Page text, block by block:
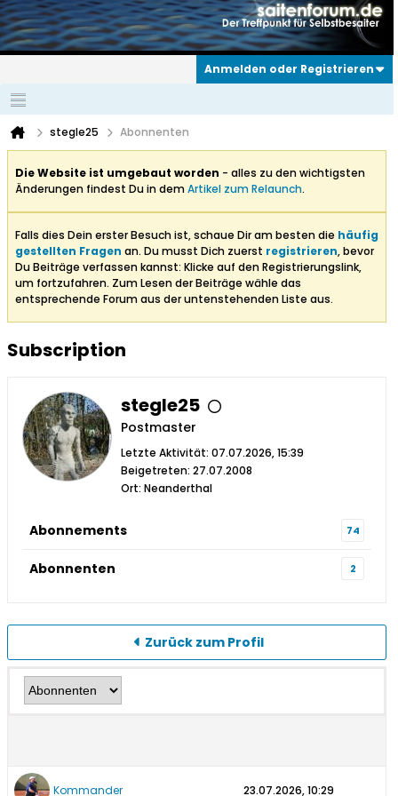
Anmelden oder Registrieren
stegle25 Abonnenten
Die Website ist umgebaut worden - alles zu den wichtigsten
Änderungen findest Du in demArtikel zum Relaunch.
Falls dies Dein erster Besuch ist, schaue Dir am besten die häufig
gestellten Fragen an. Du musst Dich zuerst registrieren, bevor
Du Beiträge verfassen kannst: Klicke auf den Registrierungslink,
um fortzufahren. Zum Lesen der Beiträge wähle das
entsprechende Forum aus der untenstehenden Liste aus.
Subscription
stegle25
Postmaster
Letzte Aktivität: 07.07.2026, 15:39
Beigetreten: 27.07.2008
Ort: Neanderthal
Abonnements 74
Abonnenten 2
Zurück zum Profil
Kommander 23.07.2026, 10:29